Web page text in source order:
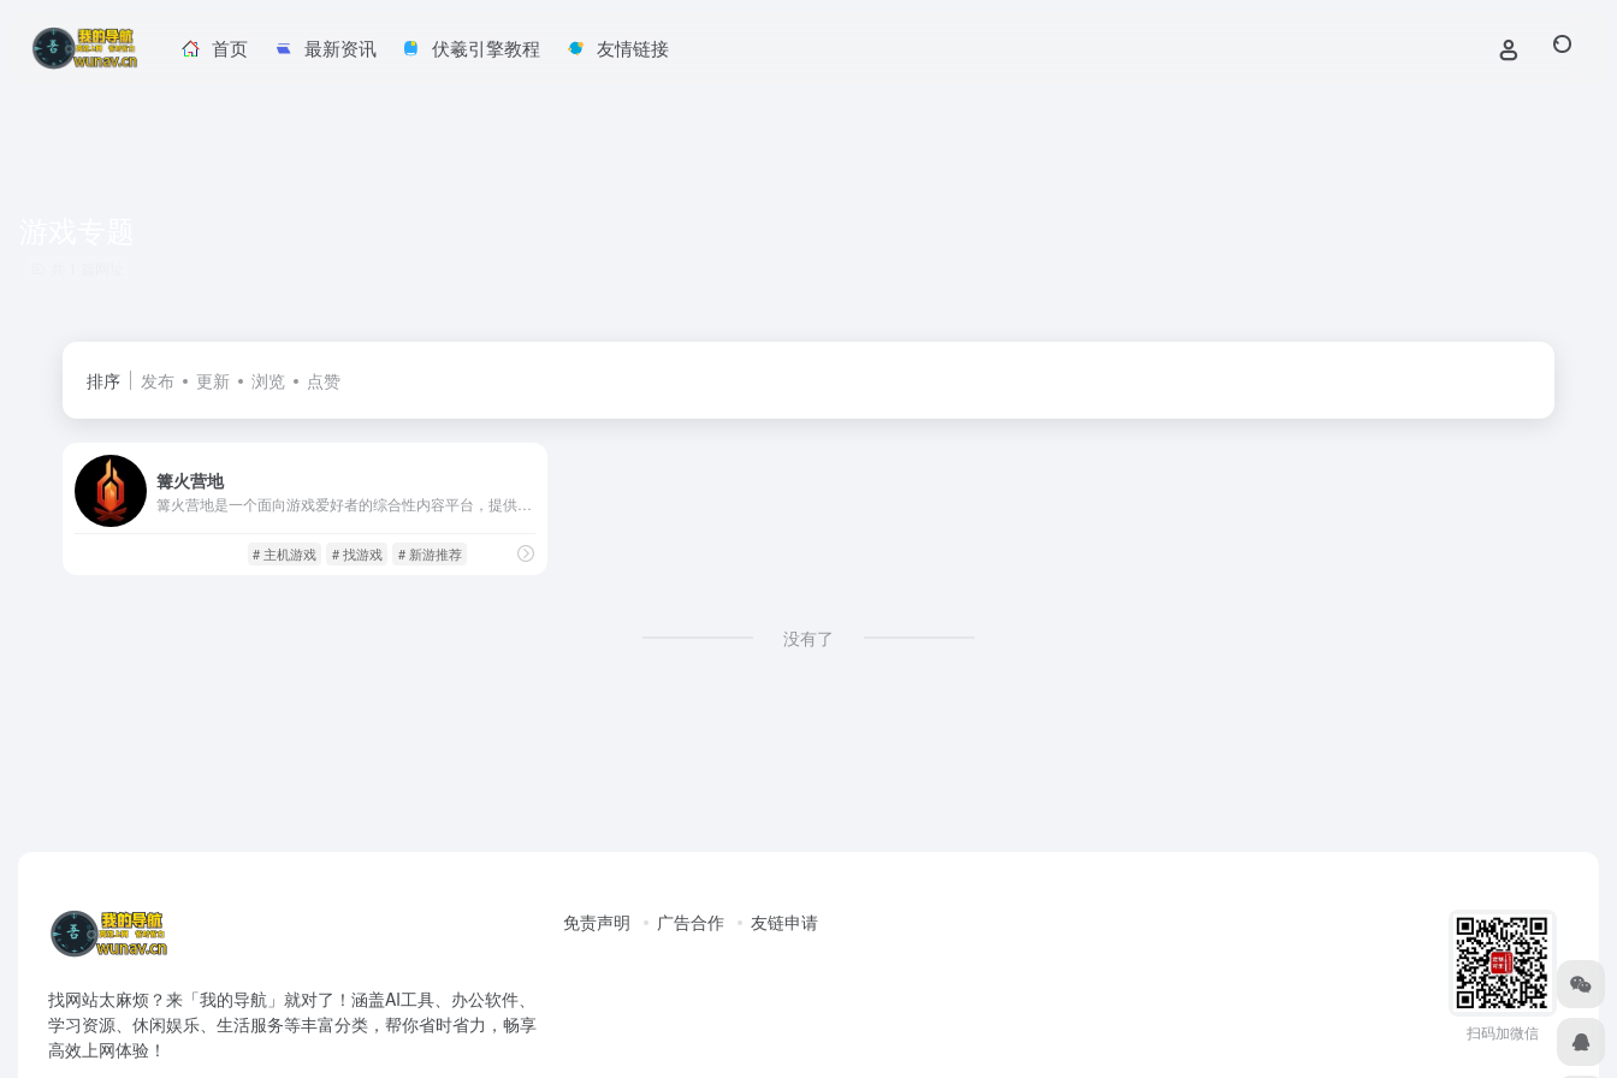
首页 最新资讯 伏羲引擎教程 友情链接
排序 发布 更新 浏览 点赞
篝火营地
# 主机游戏 # 找游戏 # 新游推荐
没有了
找网站太麻烦？来「我的导航」就对了！涵盖AI工具、办公软件、
学习资源、休闲娱乐、生活服务等丰富分类，帮你省时省力，畅享
高效上网体验！
免责声明 广告合作 友链申请
扫码加微信